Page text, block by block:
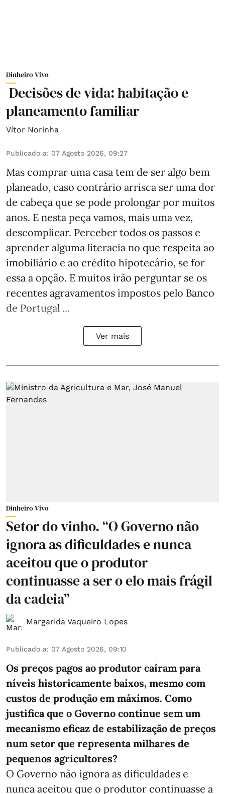
Dinheiro Vivo
Decisões de vida: habitação e
planeamento familiar
Vítor Norinha
Publicado a: 07 Agosto 2026, 09:27
Mas comprar uma casa tem de ser algo bem
planeado, caso contrário arrisca ser uma dor
de cabeça que se pode prolongar por muitos
anos. E nesta peça vamos, mais uma vez,
descomplicar. Perceber todos os passos e
aprender alguma literacia no que respeita ao
imobiliário e ao crédito hipotecário, se for
essa a opção. E muitos irão perguntar se os
recentes agravamentos impostos pelo Banco
de Portugal ...
Ver mais
Dinheiro Vivo
Setor do vinho. “O Governo não
ignora as dificuldades e nunca
aceitou que o produtor
continuasse a ser o elo mais frágil
da cadeia”
Margarida Vaqueiro Lopes
Publicado a: 07 Agosto 2026, 09:10
Os preços pagos ao produtor caíram para
níveis historicamente baixos, mesmo com
custos de produção em máximos. Como
justifica que o Governo continue sem um
mecanismo eficaz de estabilização de preços
num setor que representa milhares de
pequenos agricultores?
O Governo não ignora as dificuldades e
nunca aceitou que o produtor continuasse a